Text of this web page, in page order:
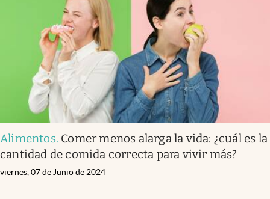
Alimentos. Comer menos alarga la vida: ¿cuál es la
cantidad de comida correcta para vivir más?
viernes, 07 de Junio de 2024